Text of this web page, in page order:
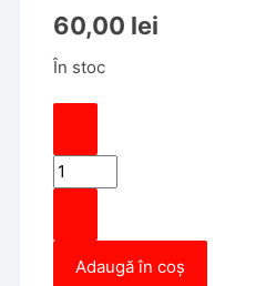
60,00 lei
În stoc
Cantitate
Husa
Briceag
FiatAdaugă în coș